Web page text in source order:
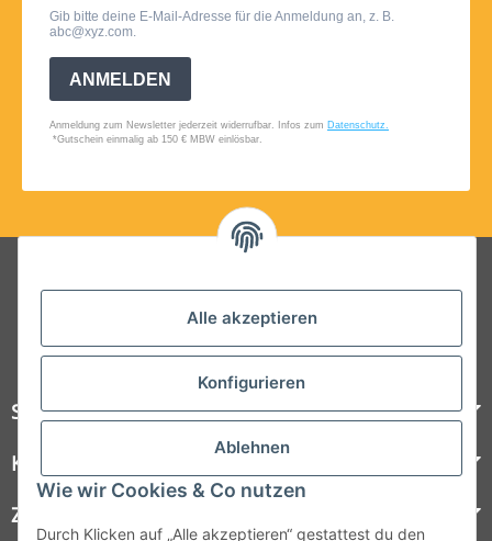
Alle akzeptieren
Konfigurieren
Ablehnen
Wie wir Cookies & Co nutzen
Durch Klicken auf „Alle akzeptieren“ gestattest du den
Steelboxx
Kundenservice
Zahlungsmöglichkeiten